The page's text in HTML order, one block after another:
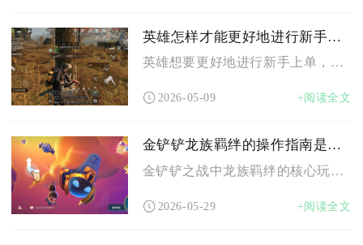
英雄怎样才能更好地进行新手上单
英雄想要更好地进行新手上单，核心是选对操作简单、容错率高的英...
2026-05-09 +阅读全文
金铲铲龙族羁绊的操作指南是什么
金铲铲之战中龙族羁绊的核心玩法是围绕“资源运营+阵容成型”展...
2026-05-29 +阅读全文